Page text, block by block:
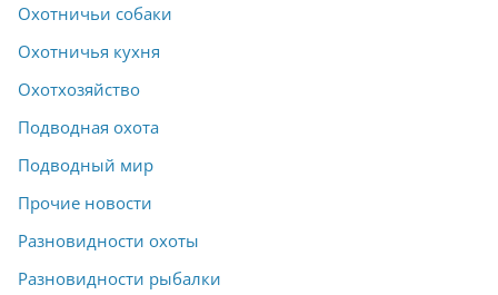
Охотничьи собаки
Охотничья кухня
Охотхозяйство
Подводная охота
Подводный мир
Прочие новости
Разновидности охоты
Разновидности рыбалки